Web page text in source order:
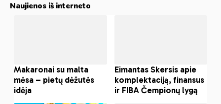
Naujienos iš interneto